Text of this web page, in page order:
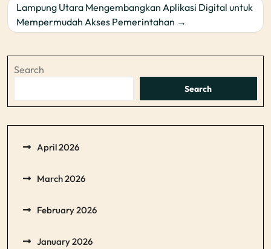
Lampung Utara Mengembangkan Aplikasi Digital untuk
Mempermudah Akses Pemerintahan
Search
Search
April 2026
March 2026
February 2026
January 2026